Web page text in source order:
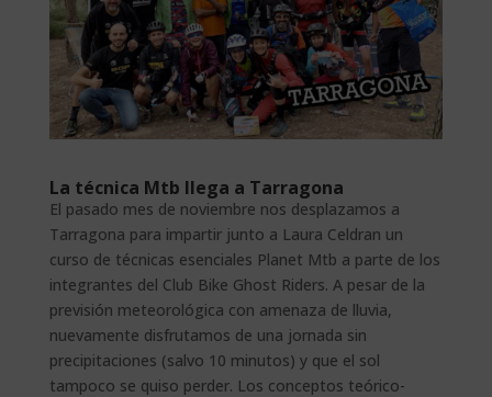
La técnica Mtb llega a Tarragona
El pasado mes de noviembre nos desplazamos a
Tarragona para impartir junto a Laura Celdran un
curso de técnicas esenciales Planet Mtb a parte de los
integrantes del Club Bike Ghost Riders. A pesar de la
previsión meteorológica con amenaza de lluvia,
nuevamente disfrutamos de una jornada sin
precipitaciones (salvo 10 minutos) y que el sol
tampoco se quiso perder. Los conceptos teórico-